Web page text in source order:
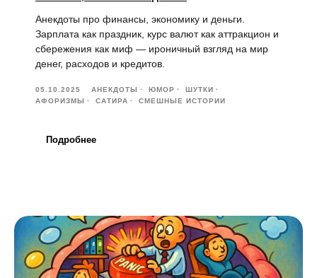
Анекдоты про финансы, экономику и деньги.
Зарплата как праздник, курс валют как аттракцион и
сбережения как миф — ироничный взгляд на мир
денег, расходов и кредитов.
05.10.2025 АНЕКДОТЫ ЮМОР
ШУТКИ
АФОРИЗМЫ
САТИРА СМЕШНЫЕ ИСТОРИИ
Подробнее